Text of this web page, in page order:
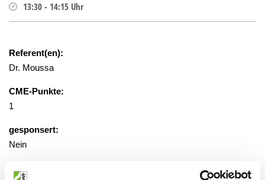
13:30 - 14:15 Uhr
Referent(en):
Dr. Moussa
CME-Punkte:
1
gesponsert:
Nein